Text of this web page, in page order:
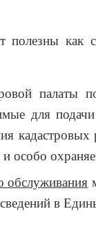
полезны как
палаты
для
особо
обслуживания
в